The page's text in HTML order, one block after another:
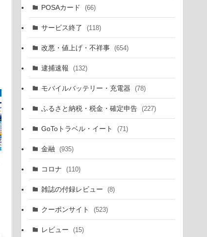
POSAカード (66)
サービス終了 (118)
改悪・値上げ・不祥事 (654)
逮捕速報 (132)
モバイルバッテリー・充電器 (78)
ふるさと納税・税金・確定申告 (227)
GoToトラベル・イート (71)
金融 (935)
コロナ (110)
雑誌の付録レビュー (8)
クーポンサイト (523)
レビュー (15)